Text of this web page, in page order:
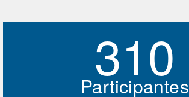
310
Participantes